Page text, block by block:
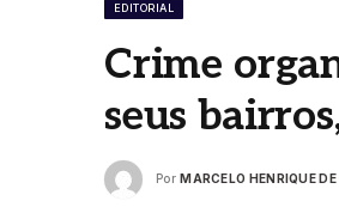
EDITORIAL
Crime
seus
Por MARCELO HENRIQUE